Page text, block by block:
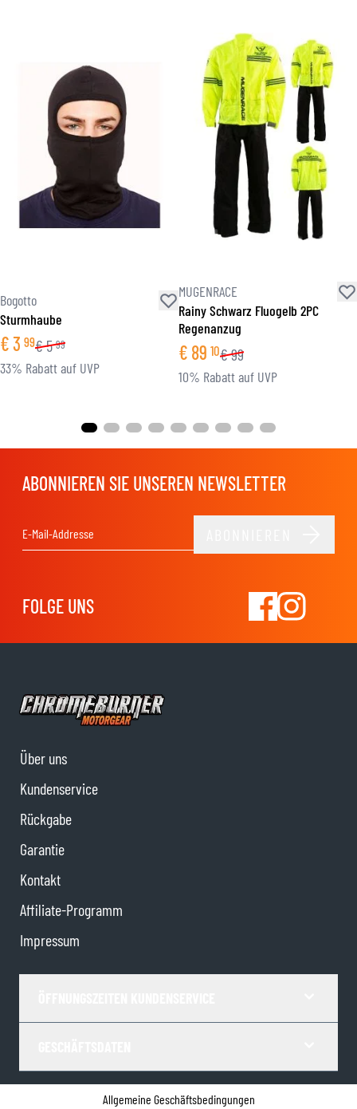
Bogotto
Sturmhaube
€3 99€5 99
33% Rabatt auf UVP
MUGENRACE
Rainy Schwarz Fluogelb 2PC
Regenanzug
€ 89 10€99
10% Rabatt auf UVP
ABONNIEREN SIE UNSEREN NEWSLETTER
FOLGE UNS
Über uns
Kundenservice
Rückgabe
Garantie
Kontakt
Affiliate-Programm
Impressum
Allgemeine Geschäftsbedingungen